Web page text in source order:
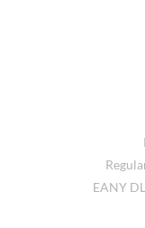
EANY